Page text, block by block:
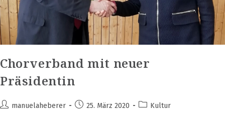
Chorverband mit neuer
Präsidentin
Beitrags-
manuelaheberer
Beitrag25. März 2020
Beitrags-
Kultur